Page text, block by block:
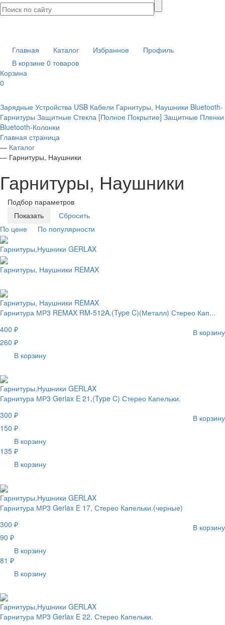
Главная Каталог Избранное
Профиль
В корзине 0 товаров
Корзина
0
Зарядные Устройства USB Кабели Гарнитуры, Наушники Bluetooth-
Гарнитуры Защитные Стекла [Полное Покрытие] Защитные Пленки
Bluetooth-Колонки
Главная страница
— Каталог
— Гарнитуры, Наушники
Гарнитуры, Наушники
Подбор параметров
По цене По популярности
Гарнитуры,Нушники GERLAX
Гарнитуры, Наушники REMAX
Гарнитуры, Наушники REMAX
Гарнитура МР3 REMAX RM-512A,(Type C)(Металл) Стерео Кап...
400 ₽
В корзину
260 ₽
В корзину
Гарнитуры,Нушники GERLAX
Гарнитура МР3 Gerlax E 21,(Type C) Стерео Капельки.
300 ₽
В корзину
150 ₽
В корзину
135 ₽
В корзину
Гарнитуры,Нушники GERLAX
Гарнитура МР3 Gerlax E 17, Стерео Капельки.(черные)
300 ₽
В корзину
90 ₽
В корзину
81 ₽
В корзину
Гарнитуры,Нушники GERLAX
Гарнитура МР3 Gerlax E 22, Стерео Капельки.